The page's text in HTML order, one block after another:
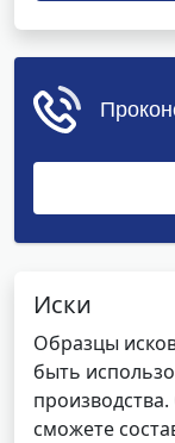
Иски
Образцы
быть
сможете